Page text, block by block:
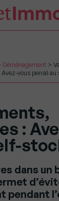
Déménagement >
vous pensé au
:
dans un
pendant